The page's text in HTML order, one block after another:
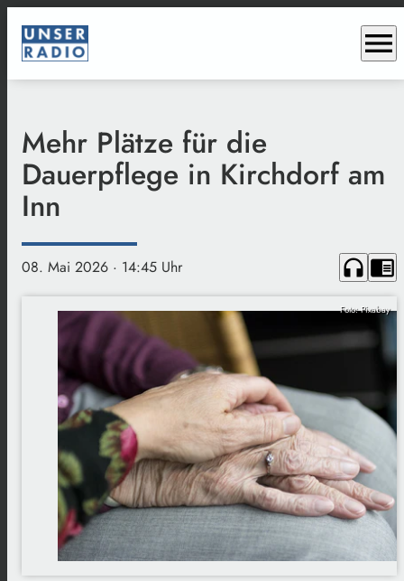
menu
Mehr Plätze für die
Dauerpflege in Kirchdorf am
Inn
08. Mai 2026 · 14:45 Uhr headphones chrome_reader_mode
Foto: Pixabay